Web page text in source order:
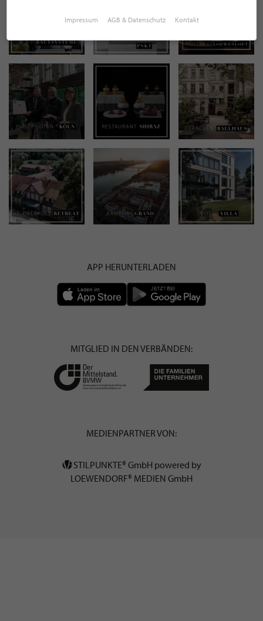
APP HERUNTERLADEN
MITGLIED IN DEN VERBÄNDEN:
MEDIENPARTNER VON:
STILPUNKTE® GmbH powered by
LOEWENDORF® MEDIEN GmbH
Impressum AGB & Datenschutz Kontakt